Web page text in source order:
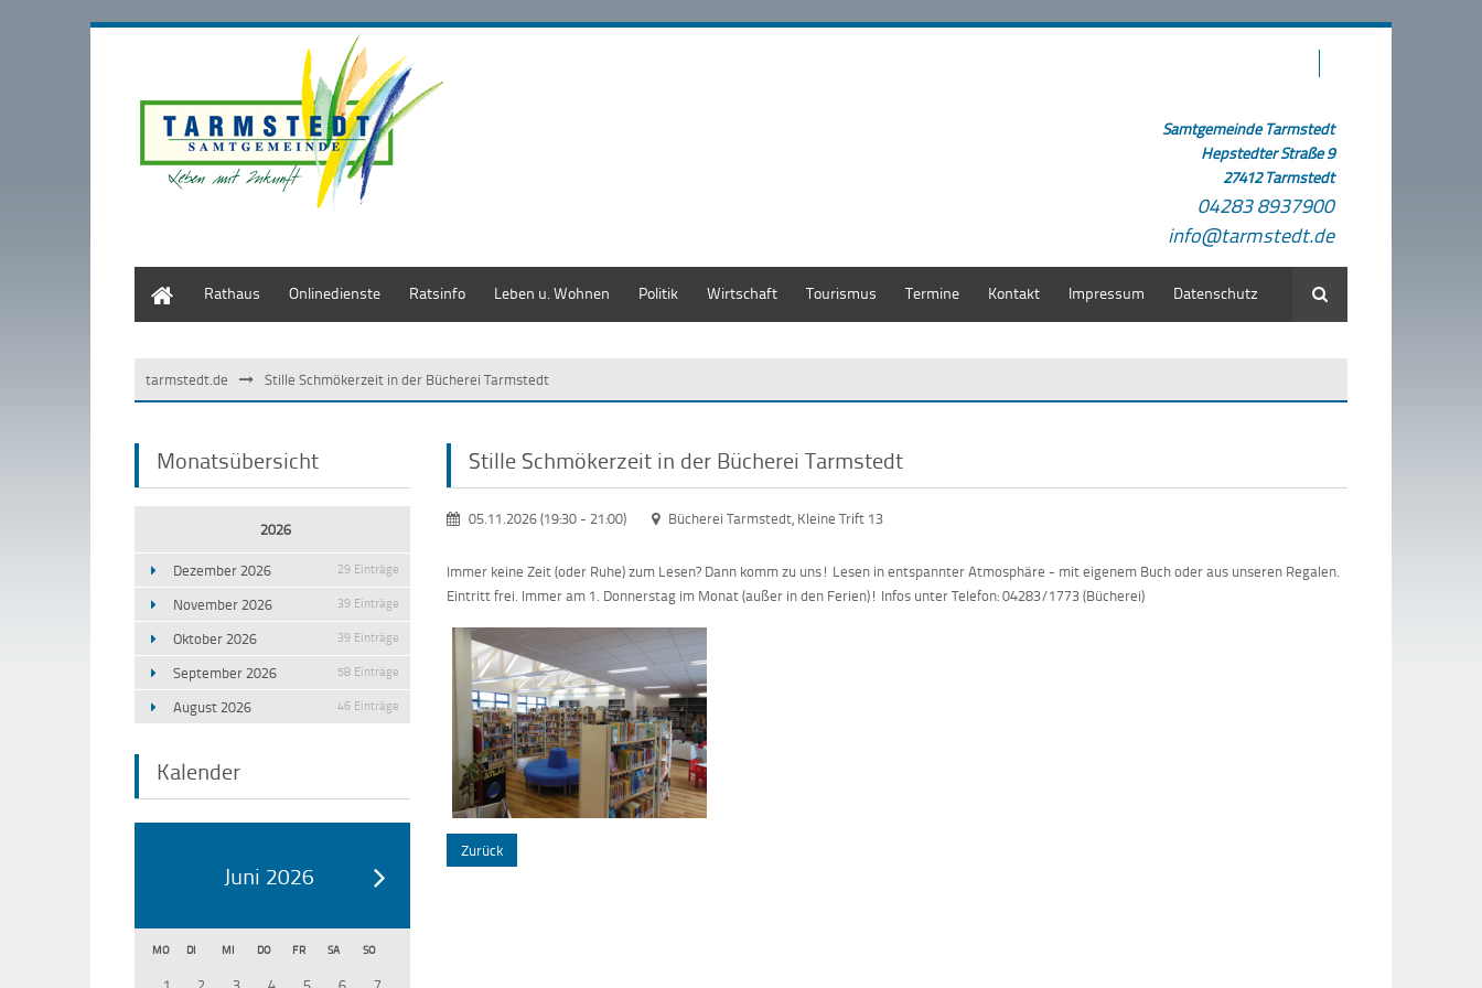
Samtgemeinde Tarmstedt
Hepstedter Straße 9
27412 Tarmstedt
04283 8937900
info@tarmstedt.de
Rathaus Onlinedienste Ratsinfo Leben u. Wohnen Politik Wirtschaft Tourismus Termine Kontakt Impressum Datenschutz Suche
tarmstedt.de Stille Schmökerzeit in der Bücherei Tarmstedt
Monatsübersicht
2026
Dezember 2026 29 Einträge
November 2026 39 Einträge
Oktober 2026 39 Einträge
September 2026 58 Einträge
August 2026 46 Einträge
Kalender
Juni 2026
MO DI MI DO FR SA SO
Stille Schmökerzeit in der Bücherei Tarmstedt
05.11.2026 (19:30-21:00) Bücherei Tarmstedt, Kleine Trift 13
Immer keine Zeit (oder Ruhe) zum Lesen? Dann komm zu uns! Lesen in entspannter Atmosphäre - mit eigenem Buch oder aus unseren Regalen.
Eintritt frei. Immer am 1. Donnerstag im Monat (außer in den Ferien)! Infos unter Telefon: 04283/1773 (Bücherei)
Zurück